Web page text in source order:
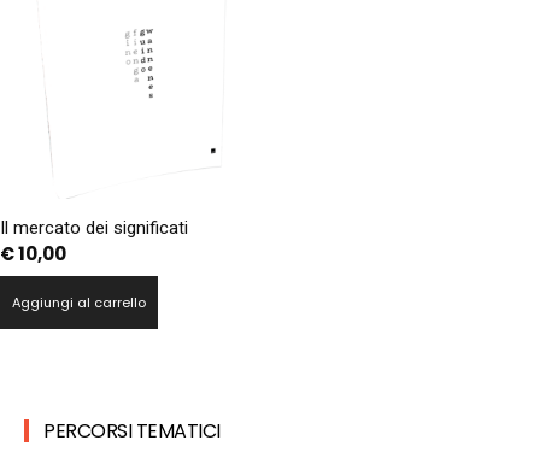
Il mercato dei significati
€10,00
Aggiungi al carrello
PERCORSI TEMATICI